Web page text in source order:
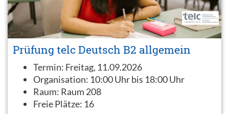
Prüfung telc Deutsch B2 allgemein
Termin: Freitag, 11.09.2026
Organisation: 10:00 Uhr bis 18:00 Uhr
Raum: Raum 208
Freie Plätze: 16